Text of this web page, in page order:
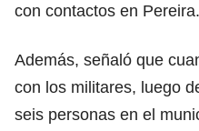
con contactos en Pereira.
Además, señaló que
con los militares, luego
seis personas en el